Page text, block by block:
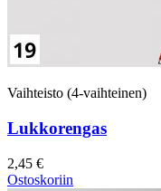
Vaihteisto (4-vaihteinen)
Lukkorengas
2,45 €
Ostoskoriin